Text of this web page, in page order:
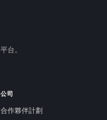
台。
公司
合作夥伴計劃